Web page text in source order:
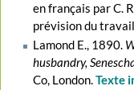
en français par C.
prévision du
Lamond E., 1890.
husbandry,
Co, London.Texte